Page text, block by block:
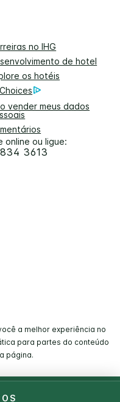
no IHG
de hotel
os hotéis
vender meus dados
online ou ligue:
3613
a melhor experiência no
para partes do conteúdo
página.